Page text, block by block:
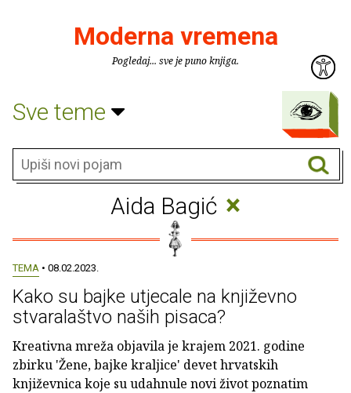
Moderna vremena
Pogledaj... sve je puno knjiga.
Sve teme
Aida Bagić ×
TEMA • 08.02.2023.
Kako su bajke utjecale na književno
stvaralaštvo naših pisaca?
Kreativna mreža objavila je krajem 2021. godine
zbirku 'Žene, bajke kraljice' devet hrvatskih
književnica koje su udahnule novi život poznatim